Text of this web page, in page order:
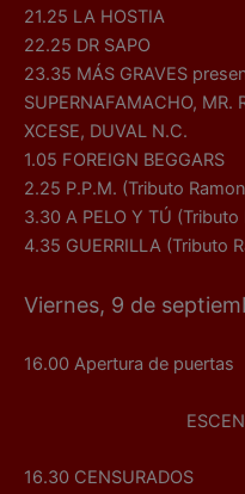
21.25 LA HOSTIA
22.25 DR SAPO
23.35 MÁS GRAVES
SUPERNAFAMACHO, MR.
XCESE, DUVAL N.C.
1.05 FOREIGN BEGGARS
2.25 P.P.M. (Tributo
3.30 A PELO Y TÚ (Tributo
4.35 GUERRILLA (Tributo
Viernes, 9 de
16.00 Apertura de puertas
16.30 CENSURADOS